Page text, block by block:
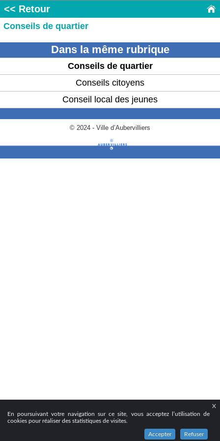
X
En poursuivant votre navigation sur ce site, vous acceptez l’utilisation de
cookies pour réaliser des statistiques de visites.
Accepter Refuser
<< Retour
Conseils de quartier
Dans la même rubrique
Conseils de quartier
Conseils citoyens
Conseil local des jeunes
© 2024 - Ville d’Aubervilliers